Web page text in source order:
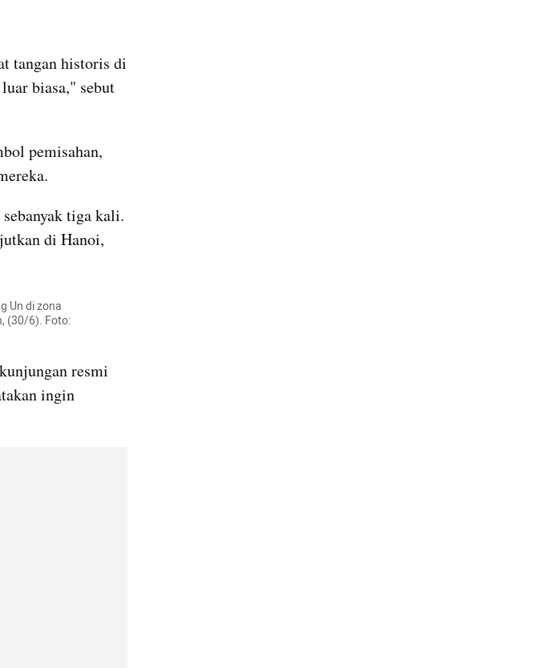
tangan historis di
biasa," sebut
pemisahan,
tiga kali.
di Hanoi,
Un
(30/6). Foto:
resmi
ingin